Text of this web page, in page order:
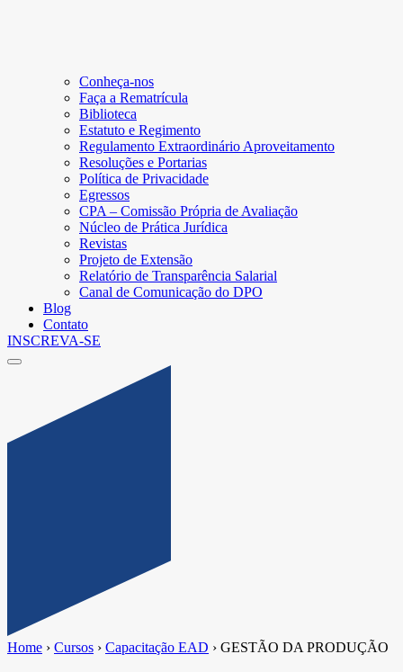
Conheça-nos
Faça a Rematrícula
Biblioteca
Estatuto e Regimento
Regulamento Extraordinário Aproveitamento
Resoluções e Portarias
Política de Privacidade
Egressos
CPA – Comissão Própria de Avaliação
Núcleo de Prática Jurídica
Revistas
Projeto de Extensão
Relatório de Transparência Salarial
Canal de Comunicação do DPO
Blog
Contato
INSCREVA-SE
Home › Cursos › Capacitação EAD › GESTÃO DA PRODUÇÃO